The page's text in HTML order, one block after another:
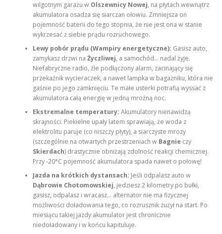
wilgotnym garażu w Olszewnicy Nowej, na płytach wewnątrz
akumulatora osadza się siarczan ołowiu. Zmniejsza on
pojemność baterii do tego stopnia, że nie jest ona w stanie
wykrzesać z siebie prądu rozruchowego.
Lewy pobór prądu (Wampiry energetyczne): Gasisz auto,
zamykasz drzwi na Życzliwej, a samochód… nadal żyje.
Niefabryczne radio, źle podłączony alarm, zacinający się
przekaźnik wycieraczek, a nawet lampka w bagażniku, która nie
gaśnie po jego zamknięciu. Te małe usterki potrafią wyssać z
akumulatora całą energię w jedną mroźną noc.
Ekstremalne temperatury: Akumulatory nienawidzą
skrajności. Piekielne upały latem sprawiają, że woda z
elektrolitu paruje (co niszczy płyty), a siarczyste mrozy
(szczególnie na otwartych przestrzeniach w Bagnie czy
Skierdach) drastycznie obniżają zdolność reakcji chemicznej.
Przy -20°C pojemność akumulatora spada nawet o połowę!
Jazda na krótkich dystansach: Jeśli odpalasz auto w
Dąbrowie Chotomowskiej, jedziesz 2 kilometry po bułki,
gasisz, odpalasz i wracasz… alternator nie ma fizycznej
możliwości doładowania tego, co rozrusznik zużył na start. Po
miesiącu takiej jazdy akumulator jest chronicznie
niedoładowany i w końcu kapituluje.